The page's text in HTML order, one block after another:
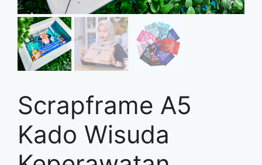
Scrapframe A5
Kado Wisuda